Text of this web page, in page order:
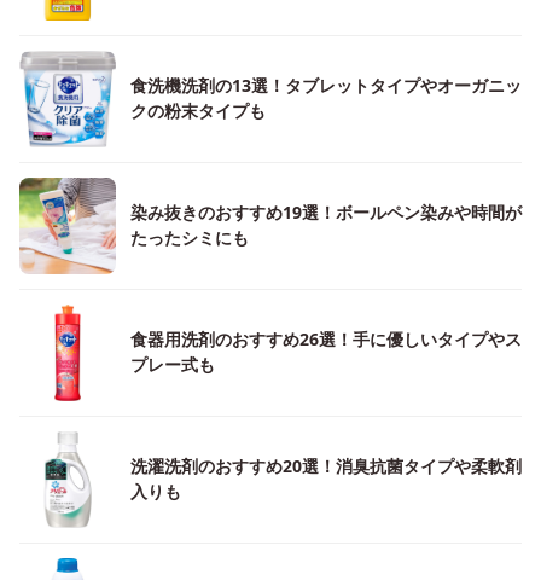
食洗機洗剤の13選！タブレットタイプやオーガニッ
クの粉末タイプも
染み抜きのおすすめ19選！ボールペン染みや時間が
たったシミにも
食器用洗剤のおすすめ26選！手に優しいタイプやス
プレー式も
洗濯洗剤のおすすめ20選！消臭抗菌タイプや柔軟剤
入りも